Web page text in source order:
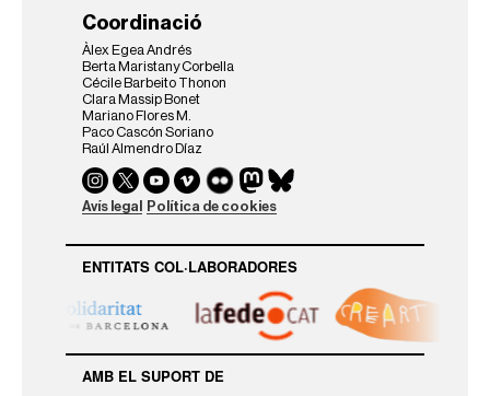
Coordinació
Àlex Egea Andrés
Berta Maristany Corbella
Cécile Barbeito Thonon
Clara Massip Bonet
Mariano Flores M.
Paco Cascón Soriano
Raúl Almendro Díaz
Avís legal Política de cookies
ENTITATS COL·LABORADORES
AMB EL SUPORT DE